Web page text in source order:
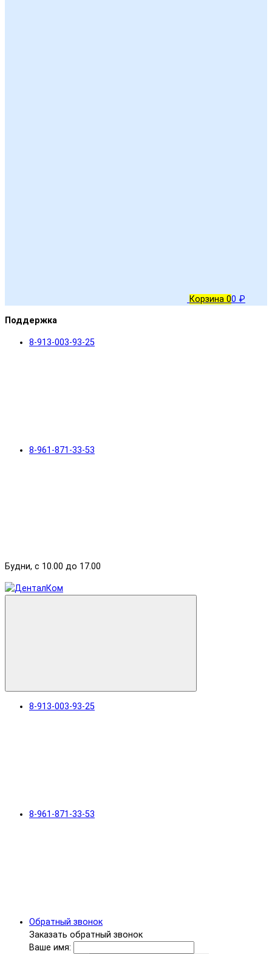
Корзина 00 ₽
Поддержка
8-913-003-93-25
8-961-871-33-53
Будни, с 10.00 до 17.00
8-913-003-93-25
8-961-871-33-53
Обратный звонок
Заказать обратный звонок
Ваше имя: